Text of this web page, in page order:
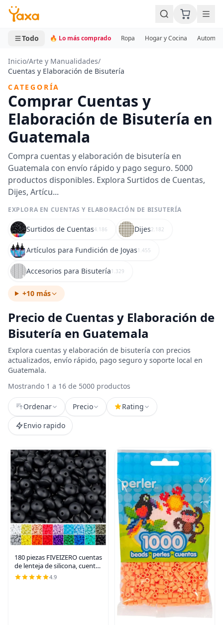
MINI CARRITO
0 productos
Todo 🔥 Lo más comprado Ropa Hogar y Cocina
Inicio/Arte y Manualidades/
Cuentas y Elaboración de Bisutería
CATEGORÍA
Comprar Cuentas y
Elaboración de Bisutería en
Guatemala
Compra cuentas y elaboración de bisutería en
Guatemala con envío rápido y pago seguro. 5000
productos disponibles. Explora Surtidos de Cuentas,
Dijes, Artícu...
EXPLORA EN CUENTAS Y ELABORACIÓN DE BISUTERÍA
Surtidos de Cuentas4.186 Dijes2.182
Artículos para Fundición de Joyas1.455
Accesorios para Bisutería1.329
+10 más
Precio de Cuentas y Elaboración de
Bisutería en Guatemala
Explora cuentas y elaboración de bisutería con precios
actualizados, envío rápido, pago seguro y soporte local en
Guatemala.
Mostrando 1 a 16 de 5000 productos
Ordenar Precio
Rating
Envio rapido
180 piezas FIVEIZERO cuentas
de lenteja de silicona, cuentas
focales de ábaco de silicona
de 12 mm a granel cuentas
4.9